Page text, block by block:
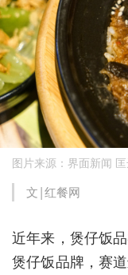
图片来源：界面新闻
文|红餐网
近年来，煲仔饭
煲仔饭品牌，赛